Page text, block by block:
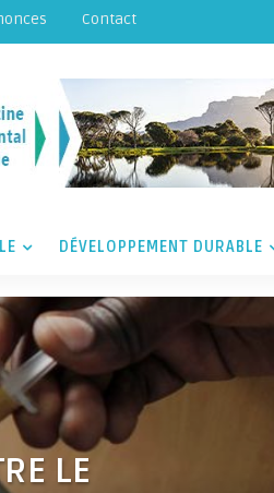
Contact
DÉVELOPPEMENT DURABLE
LE